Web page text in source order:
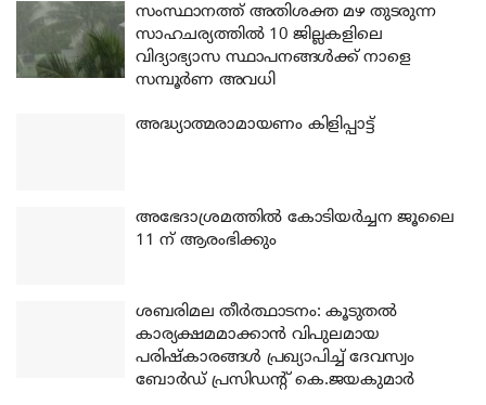
സംസ്ഥാനത്ത് അതിശക്ത മഴ തുടരുന്ന
സാഹചര്യത്തിൽ 10 ജില്ലകളിലെ
വിദ്യാഭ്യാസ സ്ഥാപനങ്ങൾക്ക് നാളെ
സമ്പൂർണ അവധി
അദ്ധ്യാത്മരാമായണം കിളിപ്പാട്ട്
അഭേദാശ്രമത്തില്‍ കോടിയര്‍ച്ചന ജൂലൈ
11 ന് ആരംഭിക്കും
ശബരിമല തീര്‍ത്ഥാടനം: കൂടുതല്‍
കാര്യക്ഷമമാക്കാന്‍ വിപുലമായ
പരിഷ്‌കാരങ്ങള്‍ പ്രഖ്യാപിച്ച് ദേവസ്വം
ബോര്‍ഡ് പ്രസിഡന്റ് കെ.ജയകുമാര്‍